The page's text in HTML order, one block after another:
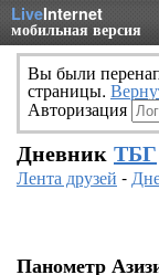
LiveInternet
мобильная версия
Вы были
страницы.
Авторизация
Дневник ТБГ
Лента друзей -
Панометр